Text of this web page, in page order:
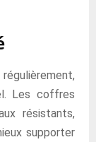
Les coffres
résistants,
supporter